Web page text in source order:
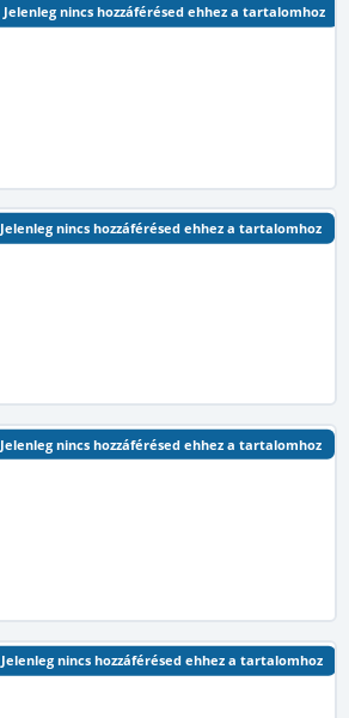
Jelenleg nincs hozzáférésed ehhez a tartalomhoz
Jelenleg nincs hozzáférésed ehhez a tartalomhoz
Jelenleg nincs hozzáférésed ehhez a tartalomhoz
Jelenleg nincs hozzáférésed ehhez a tartalomhoz